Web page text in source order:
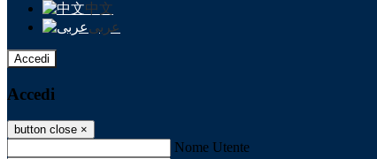
中文
عربى
Accedi
Accedi
button close ×
Nome Utente